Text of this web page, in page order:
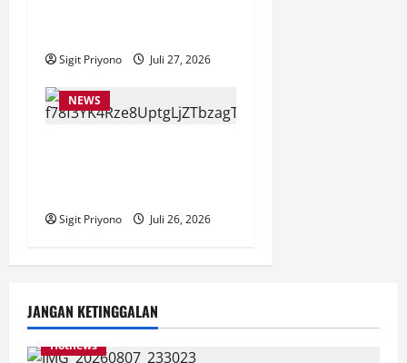
Sigit Priyono Juli 27, 2026
NEWS
Sigit Priyono Juli 26, 2026
JANGAN KETINGGALAN
Hotnews